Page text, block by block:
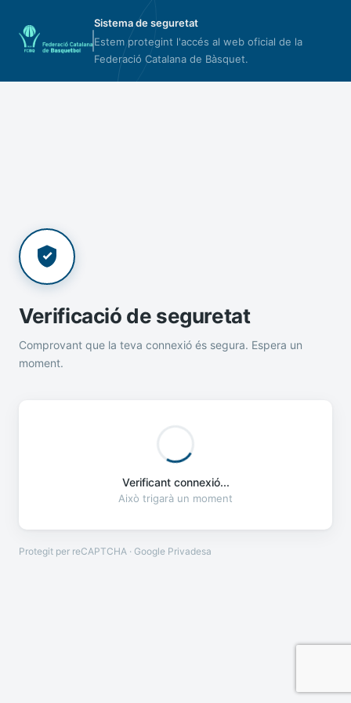
Sistema de seguretat
Estem protegint l'accés al web oficial de la
Federació Catalana de Bàsquet.
Verificació de seguretat
Comprovant que la teva connexió és segura. Espera un
moment.
Verificant connexió...
Això trigarà un moment
Protegit per reCAPTCHA · Google Privadesa